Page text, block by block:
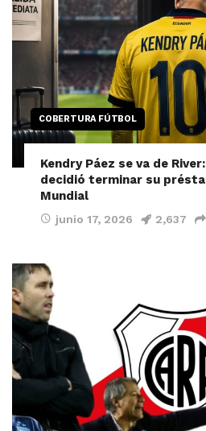
COBERTURA FÚTBOL
Kendry Páez se va de
decidió terminar su
Mundial
junio 17, 2026 2,637